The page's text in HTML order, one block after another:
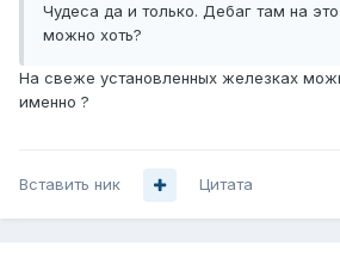
Чудеса да и только. Дебаг там на
можно хоть?
На свеже установленных железках
именно ?
Вставить ник Цитата